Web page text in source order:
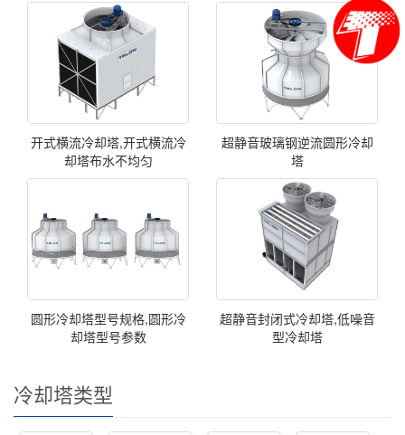
开式横流冷却塔,开式横流冷
却塔布水不均匀
超静音玻璃钢逆流圆形冷却
塔
圆形冷却塔型号规格,圆形冷
却塔型号参数
超静音封闭式冷却塔,低噪音
型冷却塔
冷却塔类型